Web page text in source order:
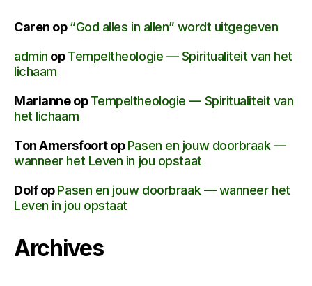
Caren op“God alles in allen” wordt uitgegeven
admin opTempeltheologie — Spiritualiteit van het
lichaam
MarianneopTempeltheologie — Spiritualiteit van
het lichaam
Ton AmersfoortopPasen en jouw doorbraak —
wanneer het Leven in jou opstaat
DolfopPasen en jouw doorbraak — wanneer het
Leven in jou opstaat
Archives